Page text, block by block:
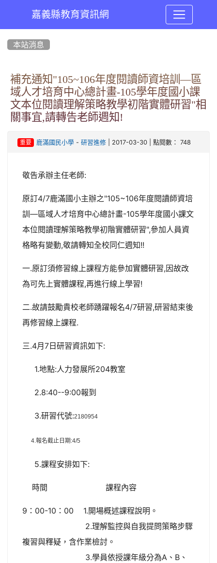
嘉義縣教育資訊網
本站消息
補充通知"105~106年度閱讀師資培訓—區
域人才培育中心總計畫-105學年度國小課
文本位閱讀理解策略教學初階實體研習"相
關事宜,請轉告老師週知!
重要 鹿滿國民小學- 研習進修| 2017-03-30 | 點閱數： 748
敬告承辦主任老師:
原訂4/7鹿滿國小主辦之"105~106年度閱讀師資培
訓—區域人才培育中心總計畫-105學年度國小課文
本位閱讀理解策略教學初階實體研習",參加人員資
格略有變動,敬請轉知全校同仁週知!!
一.原訂須修習線上課程方能參加實體研習,因故改
為可先上實體課程,再進行線上學習!
二.故請鼓勵貴校老師踴躍報名4/7研習,研習結束後
再修習線上課程.
三.4月7日研習資訊如下:
1.地點:人力發展所204教室
2.8:40--9:00報到
3.研習代號:2180954
4.報名截止日期:4/5
5.課程安排如下:
時間 課程內容
9：00-10：00 1.開場概述課程說明。
2.理解監控與自我提問策略步驟
複習與釋疑，含作業檢討。
3.學員依授課年級分為A、B、